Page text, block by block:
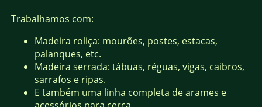
Trabalhamos com:
Madeira roliça: mourões, postes, estacas,
palanques, etc.
Madeira serrada: tábuas, réguas, vigas, caibros,
sarrafos e ripas.
E também uma linha completa de arames e